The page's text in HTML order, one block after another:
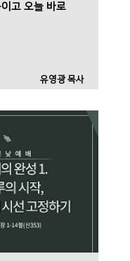
고 오늘 바로
유영광 목사